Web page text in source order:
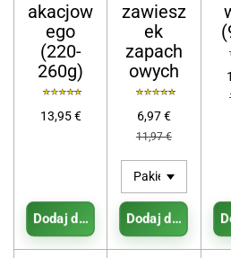
akacjow
ego
(220-
260g)
13,95 €
Dodaj do koszyka
zawiesz
ek
zapach
owych
6,97 €
11,97 €
Dodaj do koszyka